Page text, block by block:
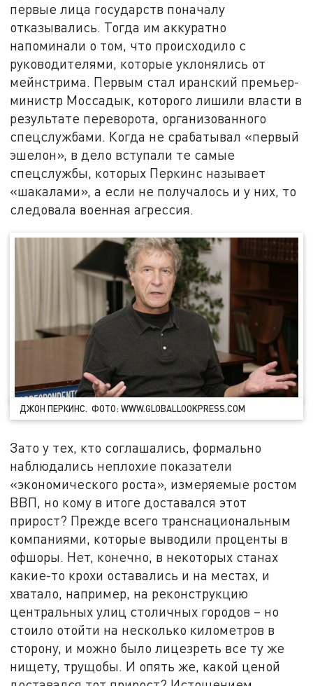
первые лица государств поначалу
отказывались. Тогда им аккуратно
напоминали о том, что происходило с
руководителями, которые уклонялись от
мейнстрима. Первым стал иранский премьер-
министр Моссадык, которого лишили власти в
результате переворота, организованного
спецслужбами. Когда не срабатывал «первый
эшелон», в дело вступали те самые
спецслужбы, которых Перкинс называет
«шакалами», а если не получалось и у них, то
следовала военная агрессия.
ДЖОН ПЕРКИНС. ФОТО: WWW.GLOBALLOOKPRESS.COM
Зато у тех, кто соглашались, формально
наблюдались неплохие показатели
«экономического роста», измеряемые ростом
ВВП, но кому в итоге доставался этот
прирост? Прежде всего транснациональным
компаниями, которые выводили проценты в
офшоры. Нет, конечно, в некоторых станах
какие-то крохи оставались и на местах, и
хватало, например, на реконструкцию
центральных улиц столичных городов – но
стоило отойти на несколько километров в
сторону, и можно было лицезреть все ту же
нищету, трущобы. И опять же, какой ценой